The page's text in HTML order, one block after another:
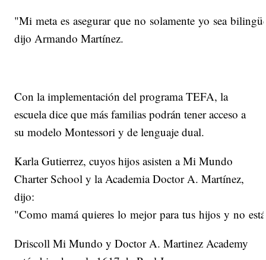
"Mi meta es asegurar que no solamente yo sea
dijo Armando Martínez.
Con la implementación del programa TEFA, la
escuela dice que más familias podrán tener acceso a
su modelo Montessori y de lenguaje dual.
Karla Gutierrez, cuyos hijos asisten a Mi Mundo
Charter School y la Academia Doctor A. Martínez,
dijo:
"Como mamá quieres lo mejor para tus hijos y no
Driscoll Mi Mundo y Doctor A. Martinez Academy